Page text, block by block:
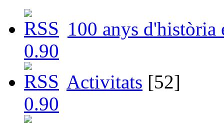
100 anys d'història
Activitats [52]